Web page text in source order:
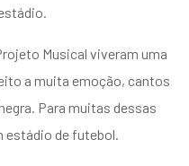
Musical viveram uma
a muita emoção, cantos
Para muitas dessas
estádio de futebol.